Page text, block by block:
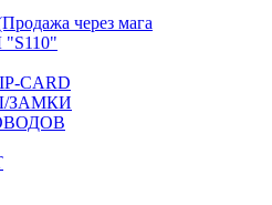
через мага
CARD
ЗАМКИ